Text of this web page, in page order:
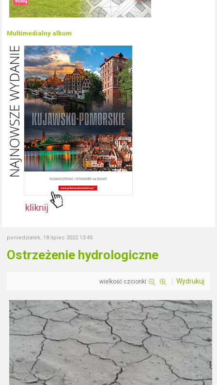
Multimedialny album
poniedziałek, 18 lipiec 2022 13:45
Ostrzeżenie hydrologiczne
wielkość czcionki Wydrukuj